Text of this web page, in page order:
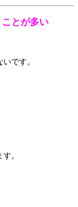
とが多い
です。
。